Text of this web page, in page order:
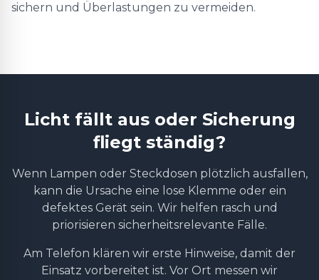
sichern und Überlastungen zu vermeiden.
Licht fällt aus oder Sicherung
fliegt ständig?
Wenn Lampen oder Steckdosen plötzlich ausfallen,
kann die Ursache eine lose Klemme oder ein
defektes Gerät sein. Wir helfen rasch und
priorisieren sicherheitsrelevante Fälle.
Am Telefon klären wir erste Hinweise, damit der
Einsatz vorbereitet ist. Vor Ort messen wir